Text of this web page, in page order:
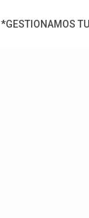
*GESTIONAMOS